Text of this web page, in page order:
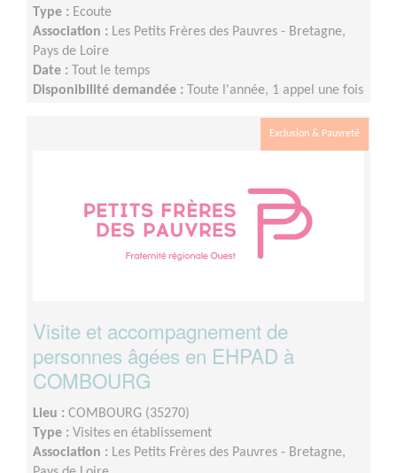
Type : Ecoute
Association : Les Petits Frères des Pauvres - Bretagne,
Pays de Loire
Date : Tout le temps
Disponibilité demandée : Toute l'année, 1 appel une fois
temps de supervision trimestriel et 1 rencontre en
Exclusion & Pauvreté
Visite et accompagnement de
personnes âgées en EHPAD à
COMBOURG
Lieu : COMBOURG (35270)
Type : Visites en établissement
Association : Les Petits Frères des Pauvres - Bretagne,